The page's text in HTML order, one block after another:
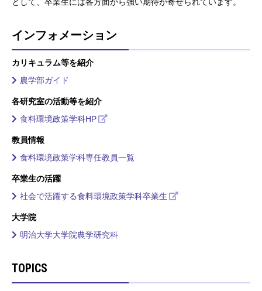
インフォメーション
カリキュラム等を紹介
農学部ガイド
各研究室の活動等を紹介
食料環境政策学科HP
教員情報
食料環境政策学科専任教員一覧
卒業生の活躍
社会で活躍する食料環境政策学科卒業生
大学院
明治大学大学院農学研究科
TOPICS